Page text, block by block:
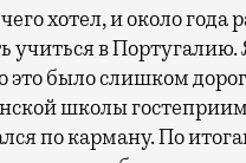
хотел, и около
учиться в
это было слишком
школы
по карману. По